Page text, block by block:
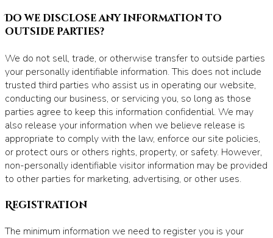
Do we disclose any information to
outside parties?
We do not sell, trade, or otherwise transfer to outside parties
your personally identifiable information. This does not include
trusted third parties who assist us in operating our website,
conducting our business, or servicing you, so long as those
parties agree to keep this information confidential. We may
also release your information when we believe release is
appropriate to comply with the law, enforce our site policies,
or protect ours or others rights, property, or safety. However,
non-personally identifiable visitor information may be provided
to other parties for marketing, advertising, or other uses.
Registration
The minimum information we need to register you is your